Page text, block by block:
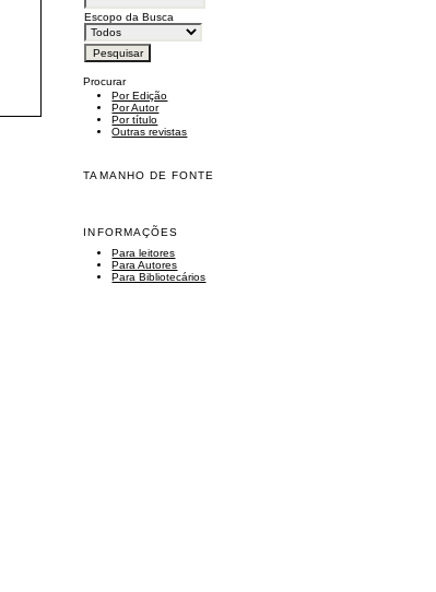
Escopo da Busca
Procurar
Por Edição
Por Autor
Por título
Outras revistas
TAMANHO DE FONTE
INFORMAÇÕES
Para leitores
Para Autores
Para Bibliotecários